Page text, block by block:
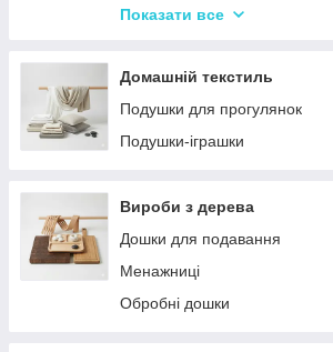
Хатні гірлянди
Показати все
Домашній текстиль
Подушки для прогулянок
Подушки-іграшки
Вироби з дерева
Дошки для подавання
Менажниці
Обробні дошки